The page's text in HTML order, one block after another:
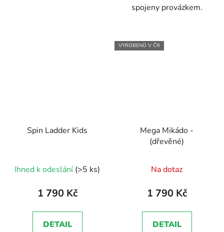
spojeny provázkem.
Spin Ladder Kids
hodnocení
produktu
5,0
z
Ihned k odeslání (>5 ks)
1 790 Kč
DETAIL
VYROBENO V ČR
Mega Mikádo -
(dřevěné)
Na dotaz
1 790 Kč
DETAIL